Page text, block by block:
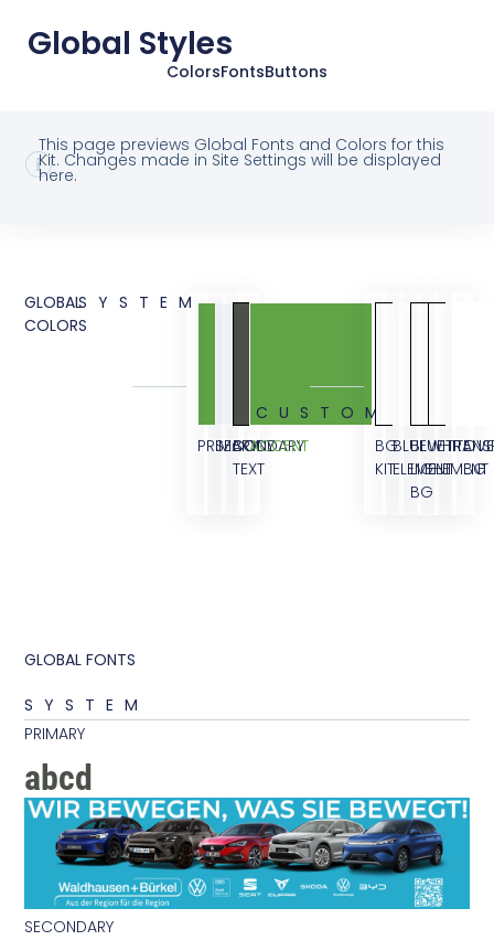
Global Styles
ColorsFontsButtons
This page previews Global Fonts and Colors for this
Kit. Changes made in Site Settings will be displayed
here.
GLOBAL
COLORS
SYSTEM
PRIMARY
SECONDARY
BODY
TEXT
ACCENT
CUSTOM
BG
KIT
BLUE
ELEMENT
BLUE
LIGHT
BG
WHITE
ELEMENT
BG
GLOBAL FONTS
SYSTEM
PRIMARY
abcd
SECONDARY